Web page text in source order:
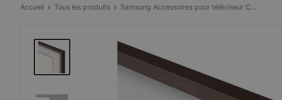
Accueil Tous les produits Samsung Accessoires pour téléviseur C...